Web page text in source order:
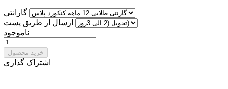
گارانتی
ارسال از طریق پست
ناموجود
خرید محصول
اشتراک گذاری